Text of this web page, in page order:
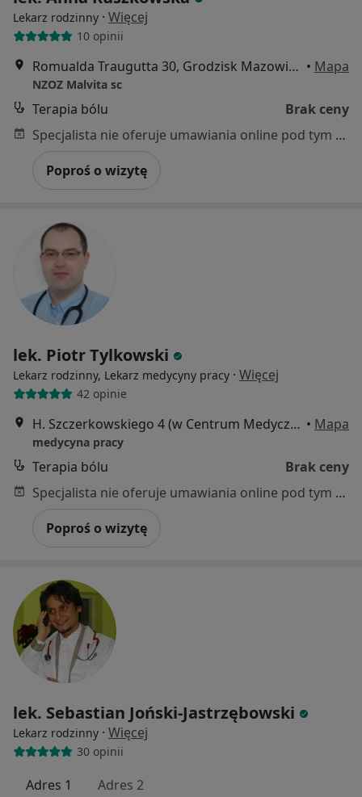
Lekarz rodzinny · Więcej
10 opinii
Romualda Traugutta 30, Grodzisk Mazowiecki • Mapa
NZOZ Malvita sc
Terapia bólu
Brak ceny
Specjalista nie oferuje umawiania online pod tym adresem.
Poproś o wizytę
lek. Piotr Tylkowski
Lekarz rodzinny, Lekarz medycyny pracy · Więcej
42 opinie
H. Szczerkowskiego 4 (w Centrum Medycznym Ladwa), Grodzisk Mazowiecki • Mapa
medycyna pracy
Terapia bólu
Brak ceny
Specjalista nie oferuje umawiania online pod tym adresem.
Poproś o wizytę
lek. Sebastian Joński-Jastrzębowski
Lekarz rodzinny · Więcej
30 opinii
Adres 1 Adres 2